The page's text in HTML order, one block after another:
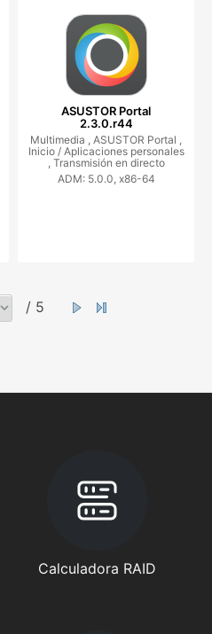
ASUSTOR Portal
2.3.0.r44
Multimedia , ASUSTOR Portal ,
Inicio / Aplicaciones personales
Transmisión en directo
ADM: 5.0.0, x86-64
/ 5
Calculadora RAID